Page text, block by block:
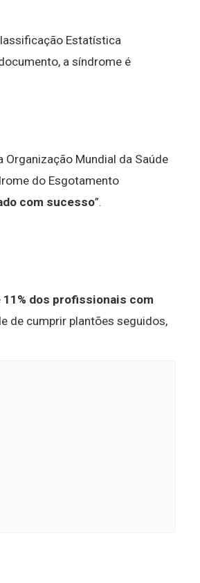
Estatística
a síndrome é
Mundial da Saúde
do Esgotamento
com sucesso”.
dos profissionais com
de cumprir plantões seguidos,